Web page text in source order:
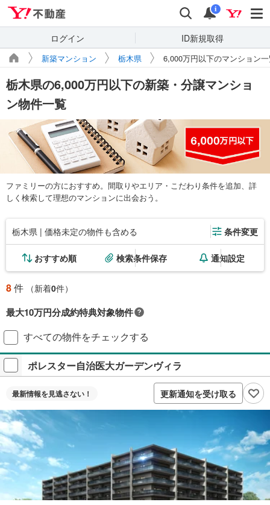
検索 通知
i
ログイン ID新規取得
新築マンション 栃木県 6,000万円以下のマンション
栃木県の6,000万円以下の新築・分譲マンショ
ン物件一覧
ファミリーの方におすすめ。間取りやエリア・こだわり条件を追加、詳
しく検索して理想のマンションに出会おう。
栃木県 | 価格未定の物件も含める 条件変更
おすすめ順 検索条件保存 通知設定
8件 （新着0件）
最大10万円分成約特典対象物件
対象の新築マンションご成約で最大10万円相当のPayPayポイント※もら
える！毎月先着2,000名様（成約報告順）ご成約後に契約書アップロード
＋アンケート回答が必要です。
プレゼントの詳細を見る
すべての物件をチェックする
ポレスター自治医大ガーデンヴィラ
最新情報を見逃さない！ 更新通知を受け取る